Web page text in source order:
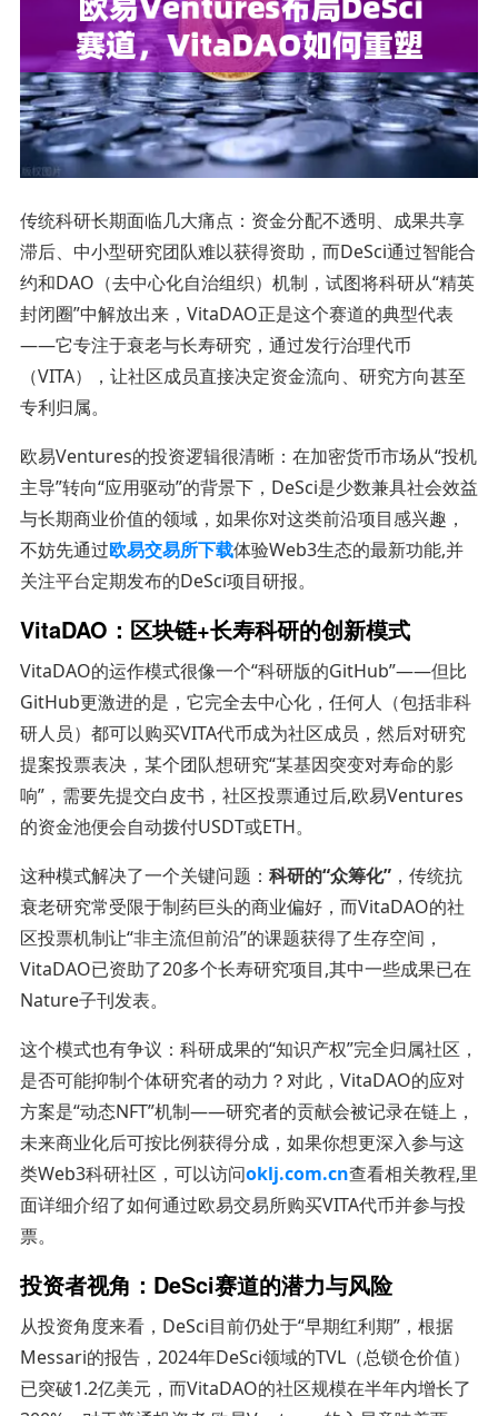
传统科研长期面临几大痛点：资金分配不透明、成果共享
滞后、中小型研究团队难以获得资助，而DeSci通过智能合
约和DAO（去中心化自治组织）机制，试图将科研从“精英
封闭圈”中解放出来，VitaDAO正是这个赛道的典型代表
——它专注于衰老与长寿研究，通过发行治理代币
（VITA），让社区成员直接决定资金流向、研究方向甚至
专利归属。
欧易Ventures的投资逻辑很清晰：在加密货币市场从“投机
主导”转向“应用驱动”的背景下，DeSci是少数兼具社会效益
与长期商业价值的领域，如果你对这类前沿项目感兴趣，
不妨先通过欧易交易所下载体验Web3生态的最新功能,并
关注平台定期发布的DeSci项目研报。
VitaDAO：区块链+长寿科研的创新模式
VitaDAO的运作模式很像一个“科研版的GitHub”——但比
GitHub更激进的是，它完全去中心化，任何人（包括非科
研人员）都可以购买VITA代币成为社区成员，然后对研究
提案投票表决，某个团队想研究“某基因突变对寿命的影
响”，需要先提交白皮书，社区投票通过后,欧易Ventures
的资金池便会自动拨付USDT或ETH。
这种模式解决了一个关键问题： 科研的“众筹化”，传统抗
衰老研究常受限于制药巨头的商业偏好，而VitaDAO的社
区投票机制让“非主流但前沿”的课题获得了生存空间，
VitaDAO已资助了20多个长寿研究项目,其中一些成果已在
Nature子刊发表。
这个模式也有争议：科研成果的“知识产权”完全归属社区，
是否可能抑制个体研究者的动力？对此，VitaDAO的应对
方案是“动态NFT”机制——研究者的贡献会被记录在链上，
未来商业化后可按比例获得分成，如果你想更深入参与这
类Web3科研社区，可以访问oklj.com.cn查看相关教程,里
面详细介绍了如何通过欧易交易所购买VITA代币并参与投
票。
投资者视角：DeSci赛道的潜力与风险
从投资角度来看，DeSci目前仍处于“早期红利期”，根据
Messari的报告，2024年DeSci领域的TVL（总锁仓价值）
已突破1.2亿美元，而VitaDAO的社区规模在半年内增长了